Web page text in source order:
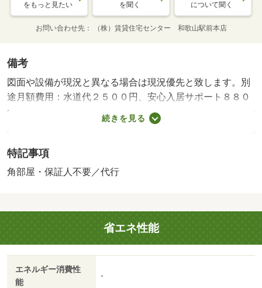
をもっと見たい を聞く について聞く
お問い合わせ先 （株）賃貸住宅センター 和歌山駅前本店
備考
図面や設備が現況と異なる場合は現況優先と致します。別
途月額費用：水道代２５００円、安心入居サポート８８０
円。・賃貸保証等：加入要（ＪＲＡＧ 初回保証会社委託
料、月額総家賃の５０％（最低２．５万円）。更新保証料
の角部屋でひとり暮らしにぴったりなワンルームのお部
屋。 エントランスオートロック仕様、温水洗浄便座、洗
仲介手数料：１．１ヶ月
続きを見る
特記事項
角部屋・保証人不要／代行
省エネ性能
エネルギー消費性
能
-